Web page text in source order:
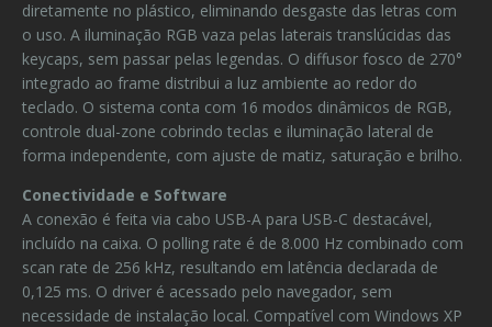
diretamente no plástico, eliminando desgaste das letras com
o uso. A iluminação RGB vaza pelas laterais translúcidas das
keycaps, sem passar pelas legendas. O diffusor fosco de 270°
integrado ao frame distribui a luz ambiente ao redor do
teclado. O sistema conta com 16 modos dinâmicos de RGB,
controle dual-zone cobrindo teclas e iluminação lateral de
forma independente, com ajuste de matiz, saturação e brilho.
Conectividade e Software
A conexão é feita via cabo USB-A para USB-C destacável,
incluído na caixa. O polling rate é de 8.000 Hz combinado com
scan rate de 256 kHz, resultando em latência declarada de
0,125 ms. O driver é acessado pelo navegador, sem
necessidade de instalação local. Compatível com Windows XP